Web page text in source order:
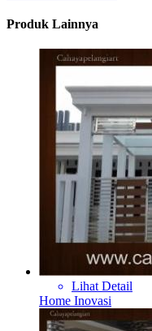
Produk Lainnya
Lihat Detail
Home Inovasi